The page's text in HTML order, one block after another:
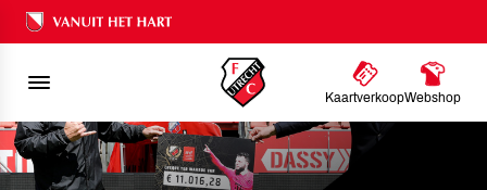
Ons nalatenschap
KaartverkoopWebshop